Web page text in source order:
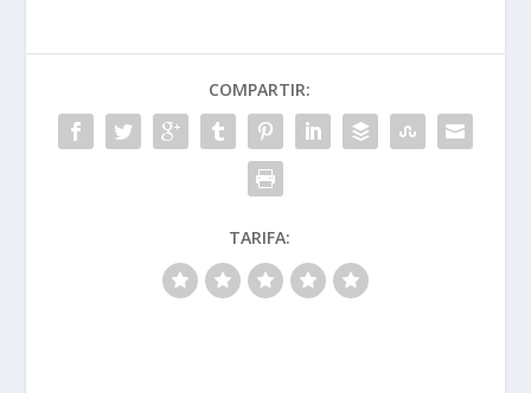
COMPARTIR:
TARIFA: